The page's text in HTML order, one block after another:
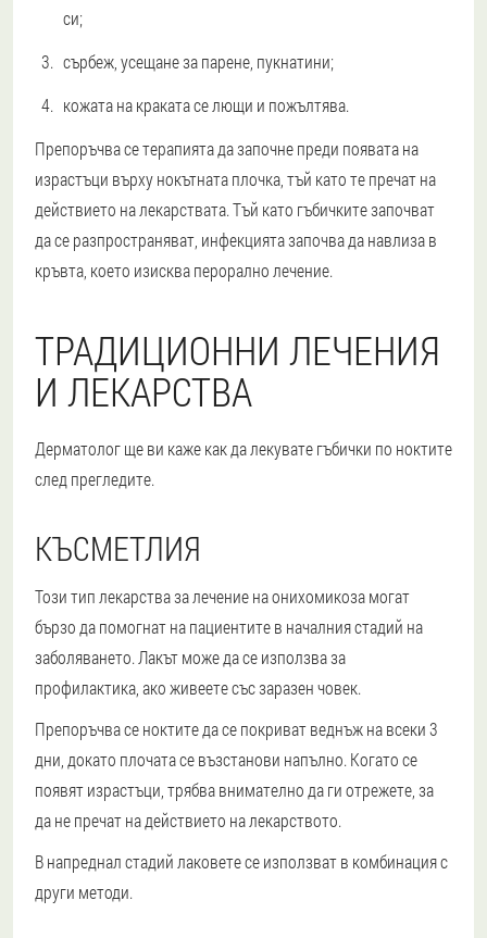
си;
сърбеж, усещане за парене, пукнатини;
кожата на краката се лющи и пожълтява.
Препоръчва се терапията да започне преди появата на
израстъци върху нокътната плочка, тъй като те пречат на
действието на лекарствата. Тъй като гъбичките започват
да се разпространяват, инфекцията започва да навлиза в
кръвта, което изисква перорално лечение.
ТРАДИЦИОННИ ЛЕЧЕНИЯ
И ЛЕКАРСТВА
Дерматолог ще ви каже как да лекувате гъбички по ноктите
след прегледите.
КЪСМЕТЛИЯ
Този тип лекарства за лечение на онихомикоза могат
бързо да помогнат на пациентите в началния стадий на
заболяването. Лакът може да се използва за
профилактика, ако живеете със заразен човек.
Препоръчва се ноктите да се покриват веднъж на всеки 3
дни, докато плочата се възстанови напълно. Когато се
появят израстъци, трябва внимателно да ги отрежете, за
да не пречат на действието на лекарството.
В напреднал стадий лаковете се използват в комбинация с
други методи.